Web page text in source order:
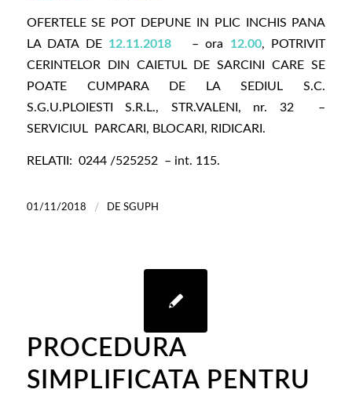
OFERTELE SE POT DEPUNE IN PLIC INCHIS PANA
LA DATA DE 12.11.2018 – ora 12.00, POTRIVIT
CERINTELOR DIN CAIETUL DE SARCINI CARE SE
POATE CUMPARA DE LA SEDIUL S.C.
S.G.U.PLOIESTI S.R.L., STR.VALENI, nr. 32 –
SERVICIUL PARCARI, BLOCARI, RIDICARI.
RELATII: 0244 /525252 – int. 115.
01/11/2018 / DE SGUPH
PROCEDURA
SIMPLIFICATA PENTRU